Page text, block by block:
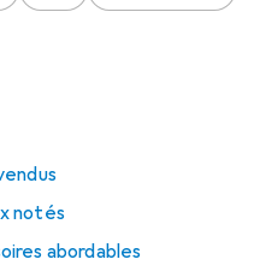
notés
abordables